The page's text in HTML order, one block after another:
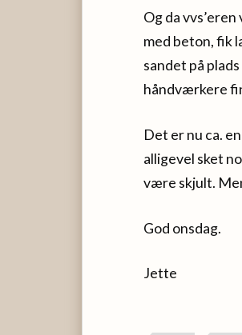
Og da
med beton, fik
sandet på
håndværkere
Det er nu ca.
alligevel sket
være skjult.
God onsdag.
Jette